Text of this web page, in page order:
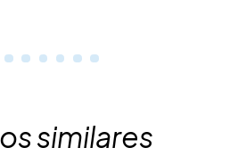
similares